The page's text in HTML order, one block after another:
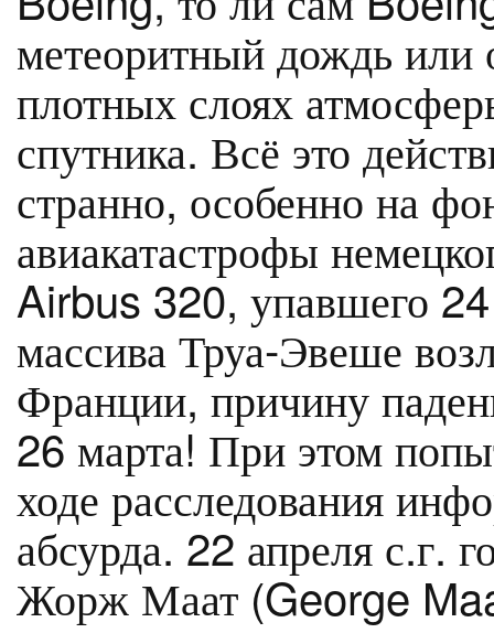
метеоритный дождь или
плотных слоях
спутника. Всё это
странно, особенно на
авиакатастрофы
Airbus 320, упавшего 24
массива Труа-Эвеше
Франции, причину
26 марта! При этом
ходе расследования
абсурда. 22 апреля с.г.
Жорж Маат (George